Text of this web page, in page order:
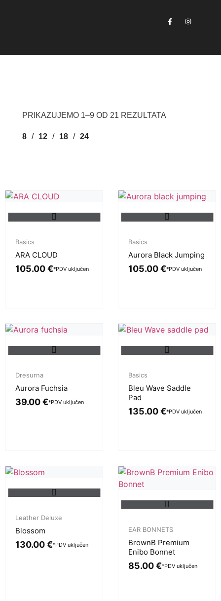
PRIKAZUJEMO 1–9 OD 21 REZULTATA
8 12 18 24
Basics
ARA CLOUD
105.00€*PDV uključen
Basics
Aurora Black Jumping
105.00€*PDV uključen
Dresurna
Aurora Fuchsia
39.00€*PDV uključen
Basics
Bleu Wave Saddle
Pad
135.00€*PDV uključen
Leather Deluxe
Blossom
130.00€*PDV uključen
EAR BONNETS
BrownB Premium
Enibo Bonnet
85.00€*PDV uključen